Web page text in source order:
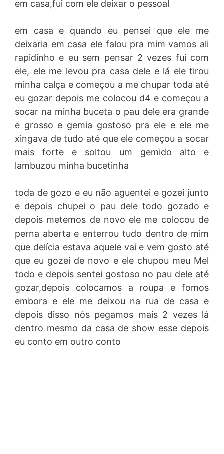
em casa,fui com ele deixar o pessoal
em casa e quando eu pensei que ele me
deixaria em casa ele falou pra mim vamos ali
rapidinho e eu sem pensar 2 vezes fui com
ele, ele me levou pra casa dele e lá ele tirou
minha calça e começou a me chupar toda até
eu gozar depois me colocou d4 e começou a
socar na minha buceta o pau dele era grande
e grosso e gemia gostoso pra ele e ele me
xingava de tudo até que ele começou a socar
mais forte e soltou um gemido alto e
lambuzou minha bucetinha
toda de gozo e eu não aguentei e gozei junto
e depois chupei o pau dele todo gozado e
depois metemos de novo ele me colocou de
perna aberta e enterrou tudo dentro de mim
que delícia estava aquele vai e vem gosto até
que eu gozei de novo e ele chupou meu Mel
todo e depois sentei gostoso no pau dele até
gozar,depois colocamos a roupa e fomos
embora e ele me deixou na rua de casa e
depois disso nós pegamos mais 2 vezes lá
dentro mesmo da casa de show esse depois
eu conto em outro conto